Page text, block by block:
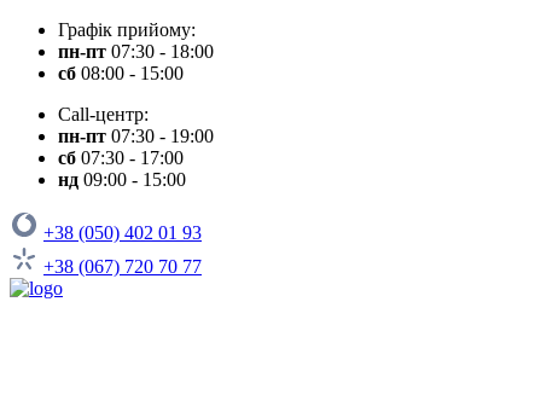
Графік прийому:
пн-пт 07:30 - 18:00
сб 08:00 - 15:00
Call-центр:
пн-пт 07:30 - 19:00
сб 07:30 - 17:00
нд 09:00 - 15:00
+38 (050) 402 01 93
+38 (067) 720 70 77